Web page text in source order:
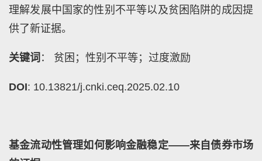
理解发展中国家的性别不平等以及贫困陷阱的成因提
供了新证据。
关键词 ： 贫困；性别不平等；过度激励
DOI: 10.13821/j.cnki.ceq.2025.02.10
基金流动性管理如何影响金融稳定——来自债券市场